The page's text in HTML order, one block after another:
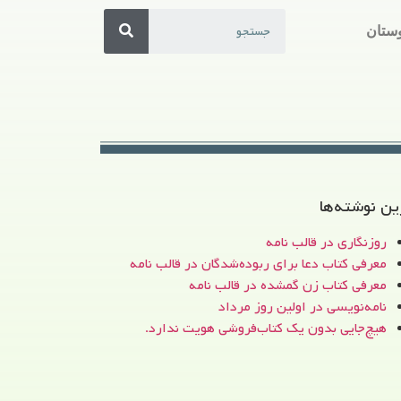
نوشته‌ها
روزنگاری در قالب نامه
معرفی کتاب دعا برای ربوده‌شدگان در قالب نامه
معرفی کتاب زن‌ گمشده در قالب نامه
نامه‌نویسی در اولین روز مرداد
هیچ‌جایی بدون یک کتاب‌فروشی هویت ندارد.